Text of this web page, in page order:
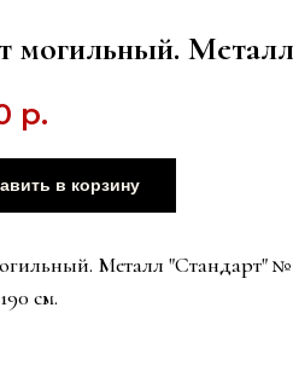
могильный.
р.
в корзину
Металл "Стандарт"
см.